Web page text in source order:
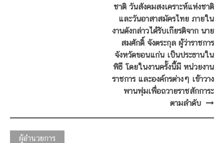
ชาติ วันสังคมสงเคราะห์แห่งชาติ
และวันอาสาสมัครไทย ภายใน
งานดังกล่าวได้รับเกียรติจาก นาย
สมศักดิ์ จังตระกุล ผู้ว่าราชการ
จังหวัดขอนแก่น เป็นประธานใน
พิธี โดยในงานครั้งนี้มี หน่วยงาน
ราชการ และองค์กรต่างๆ เข้าวาง
พานพุ่มเพื่อถวายราชสักการะ
ตามลำดับ
ผู้อำนวยการ